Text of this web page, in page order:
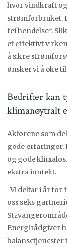
hvor vindkraft
strømforbruket.
feilhendelser.
et effektivt
å sikre
ønsker vi å øke
Bedrifter kan
klimanøytralt
Aktørene som
gode erfaringer.
og gode
ekstra inntekt.
-Vi deltar i år for
oss seks
Energirådgiver
balansetjenester